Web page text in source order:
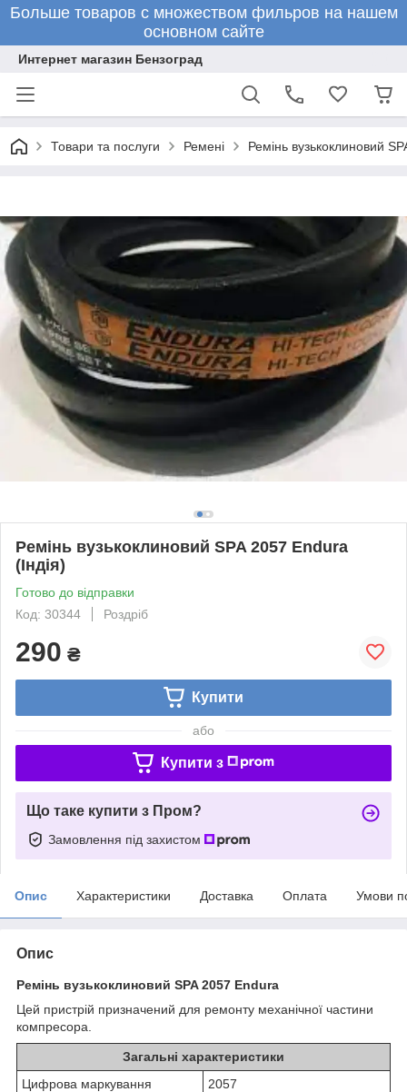
Больше товаров с множеством фильров на нашем
основном сайте
Интернет магазин Бензоград
Товари та послуги Ремені Ремінь вузькоклиновий
Ремінь вузькоклиновий SPA 2057 Endura
(Індія)
Готово до відправки
Код: 30344
Роздріб
290 ₴
Купити
або
Купити з
Що таке купити з Пром?
Замовлення під захистом
Опис Характеристики Доставка Оплата Умови
Опис
Ремінь вузькоклиновий SPA 2057 Endura
Цей пристрій призначений для ремонту механічної частини
компресора.
Загальні характеристики
Цифрова маркування
2057